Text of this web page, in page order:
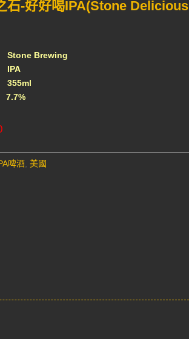
石-好好喝IPA(Stone Delicious
Brewing
IPA
7.7%
啤酒, 美國